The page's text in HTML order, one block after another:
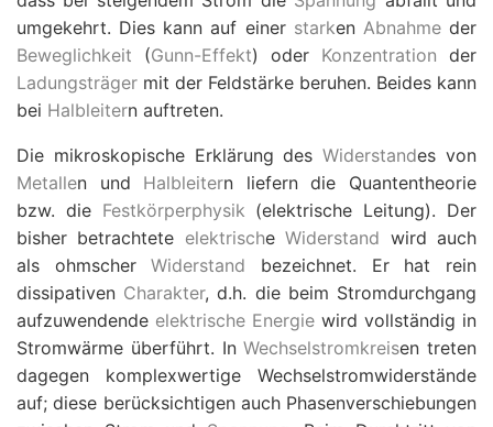
umgekehrt. Dies kann auf einer starken Abnahmeder
Beweglichkeit (Gunn-Effekt) oder Konzentration der
Ladungsträger mit der Feldstärke beruhen. Beides kann
bei Halbleitern auftreten.
Die mikroskopische Erklärung desWiderstandes von
Metallen und Halbleitern liefern die Quantentheorie
bzw. die Festkörperphysik (elektrische Leitung). Der
bisher betrachtete elektrischeWiderstand wird auch
als ohmscherWiderstand bezeichnet. Er hat rein
dissipativen Charakter, d.h. die beim Stromdurchgang
aufzuwendende elektrische Energie wird vollständig in
Stromwärme überführt. InWechselstromkreisen treten
dagegen komplexwertige Wechselstromwiderstände
auf; diese berücksichtigen auch Phasenverschiebungen